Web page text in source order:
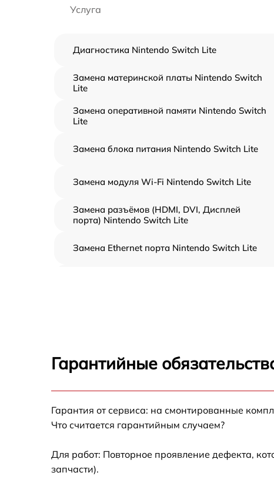
Услуга
Диагностика Nintendo Switch Lite
Замена материнской платы Nintendo Switch
Lite
Замена оперативной памяти Nintendo Switch
Lite
Замена блока питания Nintendo Switch Lite
Замена модуля Wi-Fi Nintendo Switch Lite
Замена разъёмов (HDMI, DVI, Дисплей
порта) Nintendo Switch Lite
Замена Ethernet порта Nintendo Switch Lite
Замена системы охлаждения Nintendo Switch
Гарантийные
Гарантия от сервиса: на смонтированные
Что считается гарантийным случаем?
Для работ: Повторное проявление дефекта,
запчасти).